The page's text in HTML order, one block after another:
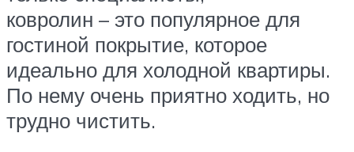
ковролин – это популярное для
гостиной покрытие, которое
идеально для холодной квартиры.
По нему очень приятно ходить, но
трудно чистить.